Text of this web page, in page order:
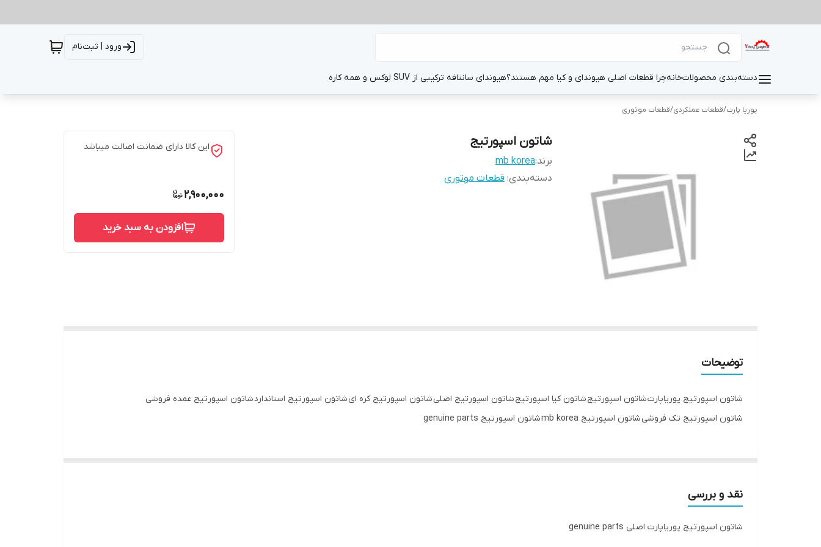
ورود | ثبت‌نام
دسته‌بندی محصولاتخانهچرا قطعات اصلی هیوندای و کیا مهم هستند؟هیوندای سانتافه ترکیبی از SUV لوکس و همه کاره
پوریا پارت/قطعات عملکردی/قطعات موتوری
شاتون اسپورتیج
برند:mb korea
دسته‌بندی: قطعات موتوری
این کالا دارای ضمانت اصالت میباشد
2,900,000
افزودن به سبد خرید
توضیحات
شاتون اسپورتیج پوریاپارت شاتون اسپورتیج شاتون کیا اسپورتیج شاتون اسپورتیج اصلی شاتون اسپورتیج کره ای شاتون اسپورتیج استاندارد شاتون اسپورتیج عمده فروشی
شاتون اسپورتیج تک فروشی شاتون اسپورتیج mb korea شاتون اسپورتیج genuine parts
نقد و بررسی
شاتون اسپورتیج پوریاپارت اصلی genuine parts